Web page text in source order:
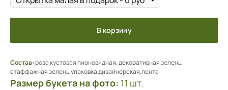
В корзину
Состав:роза кустовая пионовидная, декоративная зелень,
стаффажная зелень,упаковка дизайнерская,лента
Размер букета на фото: 11 шт.